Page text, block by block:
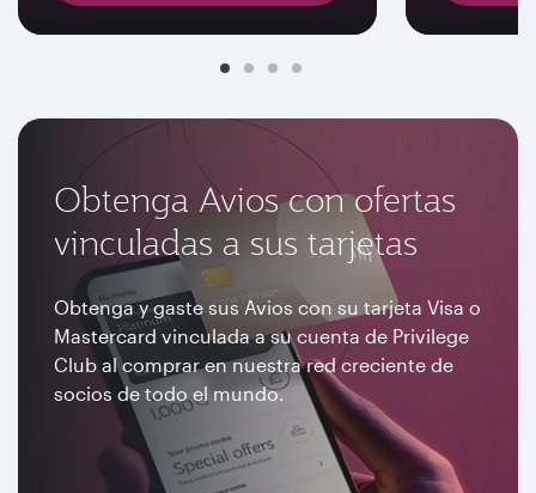
Obtenga Avios con ofertas
vinculadas a sus tarjetas
Obtenga y gaste sus Avios con su tarjeta Visa o
Mastercard vinculada a su cuenta de Privilege
Club al comprar en nuestra red creciente de
socios de todo el mundo.